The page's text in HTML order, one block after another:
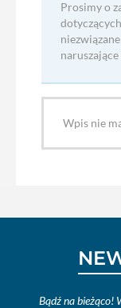
Prosimy o
Wpis nie
Bądź na bieżąco!